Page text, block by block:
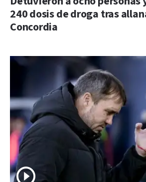
240 dosis de droga tras
Concordia